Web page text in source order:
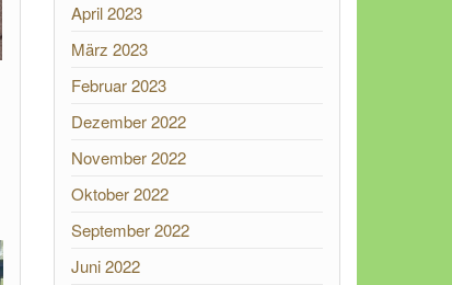
April 2023
März 2023
Februar 2023
Dezember 2022
November 2022
Oktober 2022
September 2022
Juni 2022